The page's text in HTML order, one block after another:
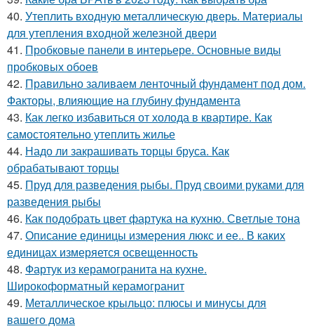
40. Утеплить входную металлическую дверь. Материалы
для утепления входной железной двери
41. Пробковые панели в интерьере. Основные виды
пробковых обоев
42. Правильно заливаем ленточный фундамент под дом.
Факторы, влияющие на глубину фундамента
43. Как легко избавиться от холода в квартире. Как
самостоятельно утеплить жилье
44. Надо ли закрашивать торцы бруса. Как
обрабатывают торцы
45. Пруд для разведения рыбы. Пруд своими руками для
разведения рыбы
46. Как подобрать цвет фартука на кухню. Светлые тона
47. Описание единицы измерения люкс и ее.. В каких
единицах измеряется освещенность
48. Фартук из керамогранита на кухне.
Широкоформатный керамогранит
49. Металлическое крыльцо: плюсы и минусы для
вашего дома